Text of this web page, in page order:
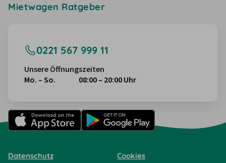
Mietwagen Ratgeber
0221 567 999 11
Unsere Öffnungszeiten
Mo. – So.
08:00 – 20:00 Uhr
Datenschutz Cookies